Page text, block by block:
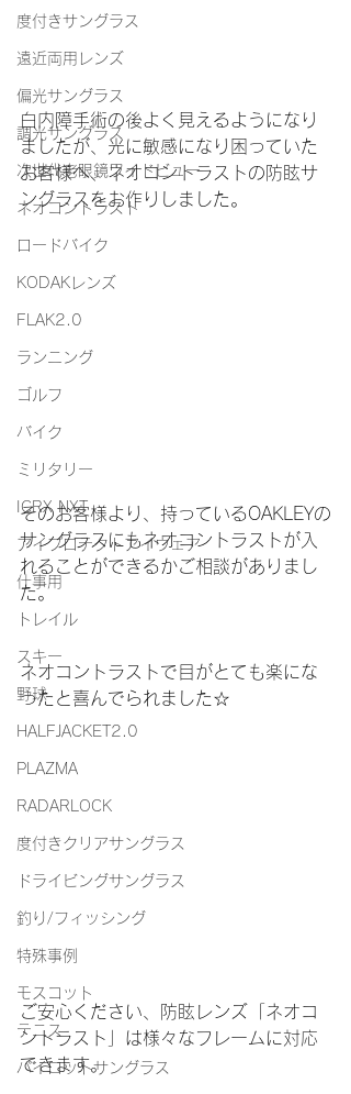
度付きサングラス
遠近両用レンズ
偏光サングラス
調光サングラス
次世代老眼鏡ワイドビュー
ネオコントラスト
ロードバイク
KODAKレンズ
FLAK2.0
ランニング
ゴルフ
バイク
ミリタリー
ICRX NXT
アイプロテクトアイウェア
仕事用
トレイル
スキー
野球
HALFJACKET2.0
PLAZMA
RADARLOCK
度付きクリアサングラス
ドライビングサングラス
釣り/フィッシング
特殊事例
モスコット
テニス
パイロットサングラス
白内障手術の後よく見えるようになり
ましたが、光に敏感になり困っていた
お客様へ、ネオコントラストの防眩サ
ングラスをお作りしました。
そのお客様より、持っているOAKLEYの
サングラスにもネオコントラストが入
れることができるかご相談がありまし
た。
ネオコントラストで目がとても楽にな
ったと喜んでられました☆
ご安心ください、防眩レンズ「ネオコ
ントラスト」は様々なフレームに対応
できます。